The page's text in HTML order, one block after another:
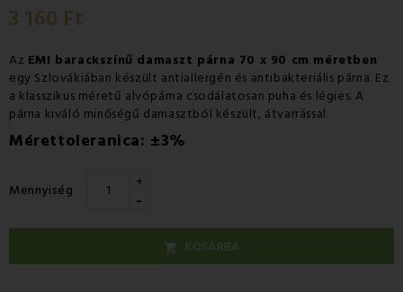
Szerda 12.08
3 160 Ft
Az EMI barackszínű damaszt párna 70 x 90 cm méretben
egy Szlovákiában készült antiallergén és antibakteriális párna. Ez
a klasszikus méretű alvópárna csodálatosan puha és légies. A
párna kiváló minőségű damasztból készült, átvarrással.
Mérettoleranica: ±3%
Mennyiség +
-
 KOSÁRBA